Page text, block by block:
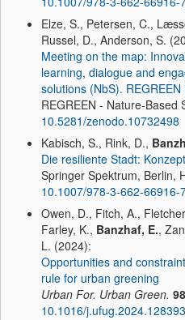
Elze, S., Petersen, C.,
Russel, D., Anderson, S.
Meeting on the map:
learning, dialogue and
solutions (NbS).
REGREEN - Nature-Based
10.5281/zenodo.10732498
Kabisch, S., Rink, D.,
Die resiliente Stadt:
Springer Spektrum, Berlin,
10.1007/978-3-662-66916-
Owen, D., Fitch, A.,
Farley, K., Banzhaf, E.,
L. (2024):
Opportunities and
rule for urban greening
Urban For. Urban Green. 98
10.1016/j.ufug.2024.128393